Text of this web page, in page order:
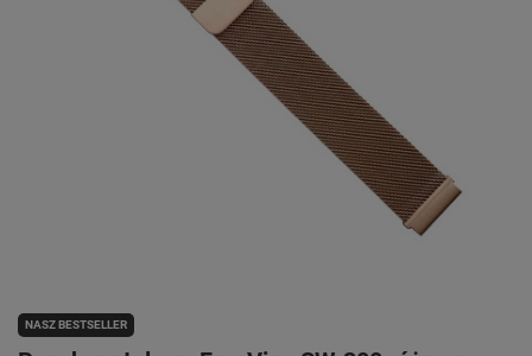
NASZ BESTSELLER